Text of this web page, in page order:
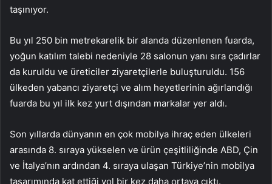
taşınıyor.
Bu yıl 250 bin metrekarelik bir alanda düzenlenen fuarda,
yoğun katılım talebi nedeniyle 28 salonun yanı sıra çadırlar
da kuruldu ve üreticiler ziyaretçilerle buluşturuldu. 156
ülkeden yabancı ziyaretçi ve alım heyetlerinin ağırlandığı
fuarda bu yıl ilk kez yurt dışından markalar yer aldı.
Son yıllarda dünyanın en çok mobilya ihraç eden ülkeleri
arasında 8. sıraya yükselen ve ürün çeşitliliğinde ABD, Çin
ve İtalya’nın ardından 4. sıraya ulaşan Türkiye’nin mobilya
tasarımında kat ettiği yol bir kez daha ortaya çıktı.